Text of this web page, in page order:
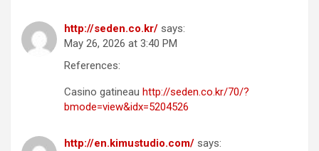
http://seden.co.kr/ says:
May 26, 2026 at 3:40 PM
References:
Casino gatineau http://seden.co.kr/70/?
bmode=view&idx=5204526
http://en.kimustudio.com/ says: